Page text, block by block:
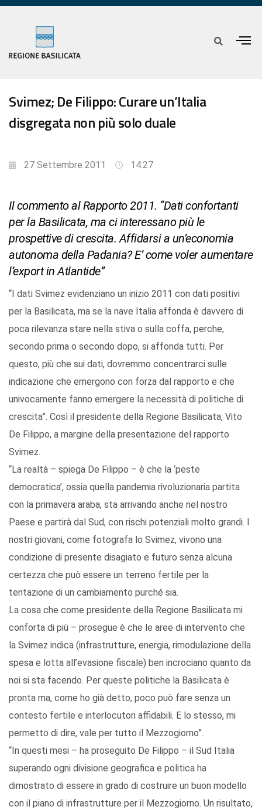
Svimez; De Filippo: Curare un’Italia
disgregata non più solo duale
27 Settembre 2011 14:27
Il commento al Rapporto 2011. “Dati confortanti
per la Basilicata, ma ci interessano più le
prospettive di crescita. Affidarsi a un’economia
autonoma della Padania? E’ come voler aumentare
l’export in Atlantide”
“I dati Svimez evidenziano un inizio 2011 con dati positivi
per la Basilicata, ma se la nave Italia affonda è davvero di
poca rilevanza stare nella stiva o sulla coffa, perche,
secondo prima o secondo dopo, si affonda tutti. Per
questo, più che sui dati, dovremmo concentrarci sulle
indicazione che emergono con forza dal rapporto e che
univocamente fanno emergere la necessità di politiche di
crescita”. Così il presidente della Regione Basilicata, Vito
De Filippo, a margine della presentazione del rapporto
Svimez.
“La realtà – spiega De Filippo – è che la ‘peste
democratica’, ossia quella pandemia rivoluzionaria partita
con la primavera araba, sta arrivando anche nel nostro
Paese e partirà dal Sud, con rischi potenziali molto grandi. I
nostri giovani, come fotografa lo Svimez, vivono una
condizione di presente disagiato e futuro senza alcuna
certezza che può essere un terreno fertile per la
tentazione di un cambiamento purché sia.
La cosa che come presidente della Regione Basilicata mi
conforta di più – prosegue è che le aree di intervento che
la Svimez indica (infrastrutture, energia, rimodulazione della
spesa e lotta all’evasione fiscale) ben incrociano quanto da
noi si sta facendo. Per queste politiche la Basilicata è
pronta ma, come ho già detto, poco può fare senza un
contesto fertile e interlocutori affidabili. E lo stesso, mi
permetto di dire, vale per tutto il Mezzogiorno”.
“In questi mesi – ha proseguito De Filippo – il Sud Italia
superando ogni divisione geografica e politica ha
dimostrato di essere in grado di costruire un buon modello
con il piano di infrastrutture per il Mezzogiorno. Un risultato,